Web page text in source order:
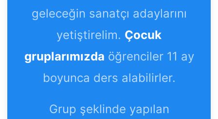
geleceğin sanatçı adaylarını
yetiştirelim. Çocuk
gruplarımızda öğrenciler 11 ay
boyunca ders alabilirler.
Grup şeklinde yapılan